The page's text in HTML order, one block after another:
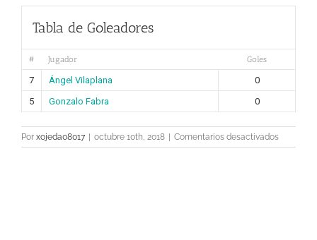
Tabla de Goleadores
# Jugador Goles
7 Ángel Vilaplana
0
5
Gonzalo Fabra 0
Por xojeda08017 octubre 10th, 2018 Comentarios desactivadosen